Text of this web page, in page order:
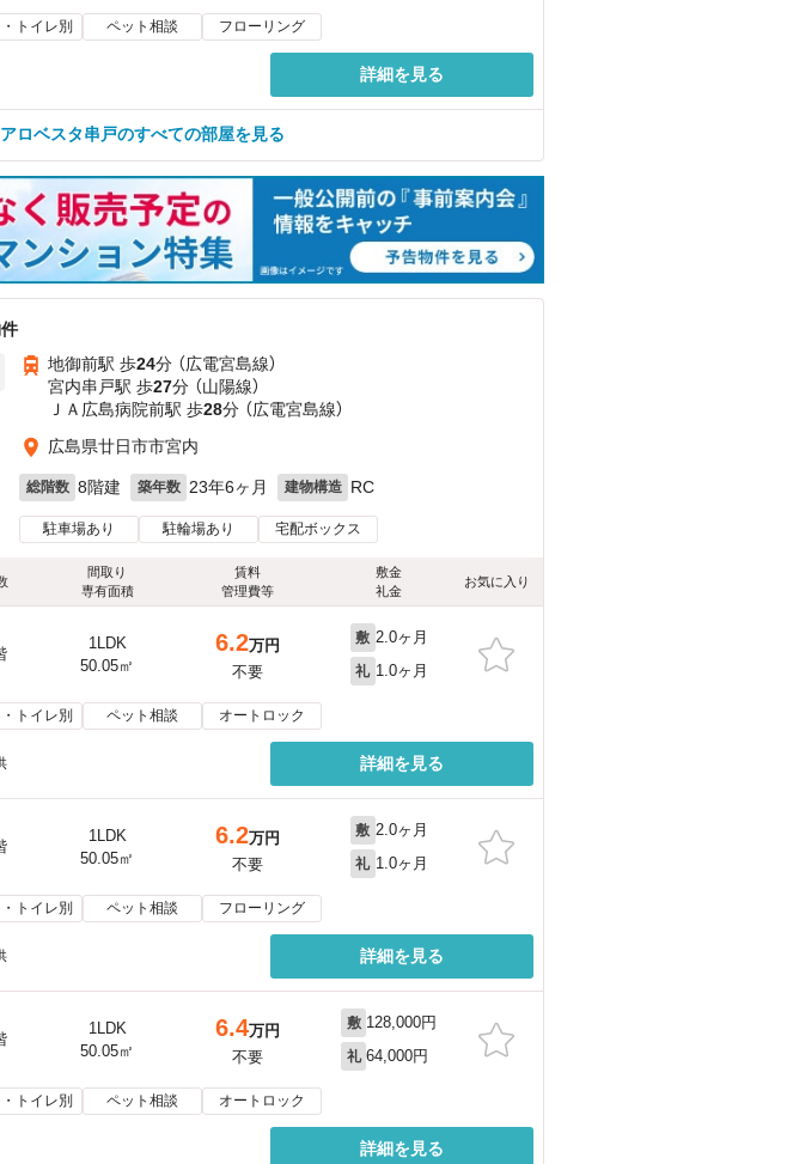
トイレ別 ペット相談 フローリング
詳細を見る
アロベスタ串戸のすべての部屋を見る
地御前駅 歩24分 （広電宮島線）
宮内串戸駅 歩27分 （山陽線）
ＪＡ広島病院前駅 歩28分 （広電宮島線）
広島県廿日市市宮内
総階数 8階建 築年数 23年6ヶ月 建物構造 RC
駐車場あり 駐輪場あり 宅配ボックス
間取り
専有面積
賃料
管理費等
敷金
礼金
お気に入り
1LDK
50.05㎡
6.2万円
不要
敷 2.0ヶ月
礼 1.0ヶ月
トイレ別 ペット相談 オートロック
詳細を見る
1LDK
50.05㎡
6.2万円
不要
敷 2.0ヶ月
礼 1.0ヶ月
トイレ別 ペット相談 フローリング
詳細を見る
1LDK
50.05㎡
6.4万円
不要
敷 128,000円
礼 64,000円
トイレ別 ペット相談 オートロック
詳細を見る